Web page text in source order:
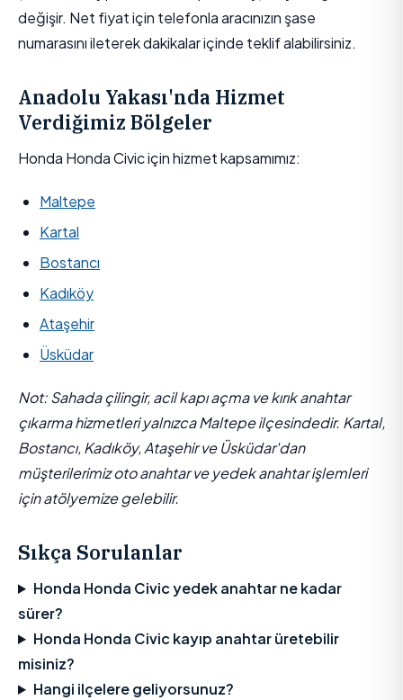
değişir. Net fiyat için telefonla aracınızın şase
numarasını ileterek dakikalar içinde teklif alabilirsiniz.
Anadolu Yakası'nda Hizmet
Verdiğimiz Bölgeler
Honda Honda Civic için hizmet kapsamımız:
Maltepe
Kartal
Bostancı
Kadıköy
Ataşehir
Üsküdar
Not: Sahada çilingir, acil kapı açma ve kırık anahtar
çıkarma hizmetleri yalnızca Maltepe ilçesindedir. Kartal,
Bostancı, Kadıköy, Ataşehir ve Üsküdar'dan
müşterilerimiz oto anahtar ve yedek anahtar işlemleri
için atölyemize gelebilir.
Sıkça Sorulanlar
Honda Honda Civic yedek anahtar ne kadar
sürer?
Honda Honda Civic kayıp anahtar üretebilir
misiniz?
Hangi ilçelere geliyorsunuz?